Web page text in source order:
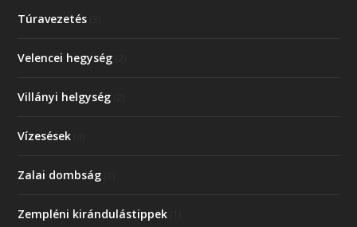
Túravezetés
Velencei hegység
Villányi helgység
Vízesések
Zalai dombság
Zempléni kirándulástippek